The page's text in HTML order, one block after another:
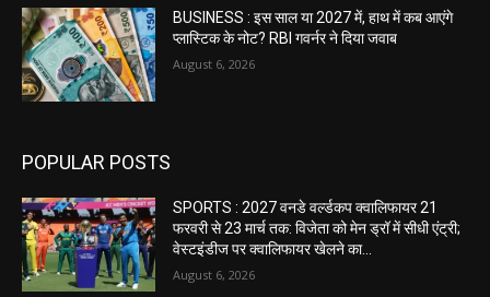
BUSINESS : इस साल या 2027 में, हाथ में कब आएंगे
प्लास्टिक के नोट? RBI गवर्नर ने दिया जवाब
August 6, 2026
POPULAR POSTS
SPORTS : 2027 वनडे वर्ल्डकप क्वालिफायर 21
फरवरी से 23 मार्च तक: विजेता को मेन ड्रॉ में सीधी एंट्री;
वेस्टइंडीज पर क्वालिफायर खेलने का...
August 6, 2026